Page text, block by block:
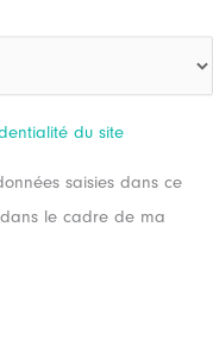
du site
saisies dans ce
le cadre de ma